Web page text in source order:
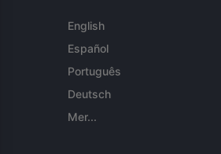
English
Español
Português
Deutsch
Mer...